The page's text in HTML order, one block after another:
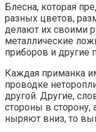
Блесна, которая
разных цветов,
делают их своими
металлические
приборов и другие
Каждая приманка
проводке
другой. Другие,
стороны в сторону,
ныряют вниз, то